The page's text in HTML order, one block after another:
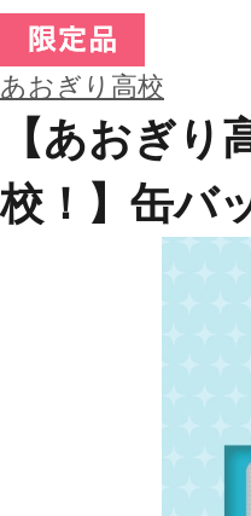
あおぎり高校
【あおぎ
校！】缶バ